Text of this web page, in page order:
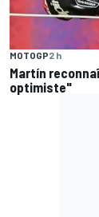
MOTOGP2 h
Martín
optimiste"